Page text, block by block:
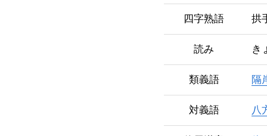
四字熟語 拱
読み き
類義語 隔
対義語 八